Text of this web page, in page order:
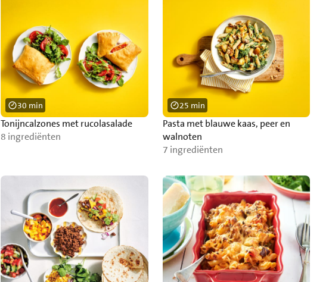
Tonijncalzones met rucolasalade
8 ingrediënten
30 min
Pasta met blauwe kaas, peer en
walnoten
7 ingrediënten
25 min